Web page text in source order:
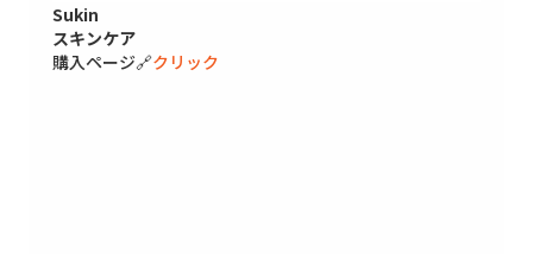
Sukin
スキンケア
購入ページ🔗クリック